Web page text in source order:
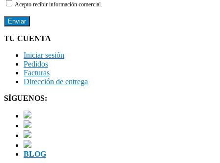
Acepto recibir información comercial.
TU CUENTA
Iniciar sesión
Pedidos
Facturas
Dirección de entrega
SÍGUENOS:
BLOG